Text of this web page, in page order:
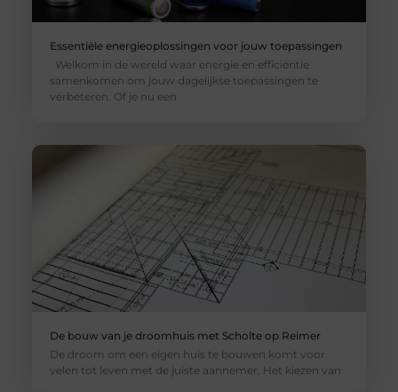
Essentiële energieoplossingen voor jouw toepassingen
Welkom in de wereld waar energie en efficiëntie
samenkomen om jouw dagelijkse toepassingen te
verbeteren. Of je nu een
De bouw van je droomhuis met Scholte op Reimer
De droom om een eigen huis te bouwen komt voor
velen tot leven met de juiste aannemer. Het kiezen van